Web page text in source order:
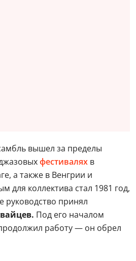
вышел за пределы
фестивалях в
а также в Венгрии и
для коллектива стал 1981 год,
руководство принял
Под его началом
работу — он обрел